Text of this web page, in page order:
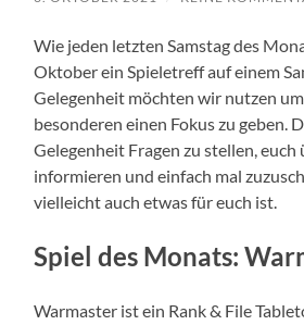
Wie jeden letzten Samstag des
Oktober ein Spieletreff auf einem
Gelegenheit möchten wir nutzen
besonderen einen Fokus zu geben.
Gelegenheit Fragen zu stellen, euch
informieren und einfach mal
vielleicht auch etwas für euch ist.
Spiel des Monats:
Warmaster ist ein Rank & File